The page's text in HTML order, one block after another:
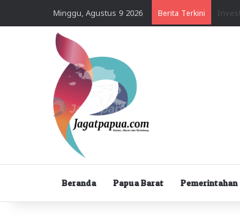
Minggu, Agustus 9 2026 Berita Terkini
Beranda Papua Barat Pemerintahan